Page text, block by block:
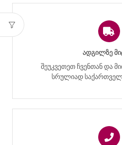
ᲐᲓᲒᲘᲚᲖᲔ
შეუკვეთეთ ჩვენთან და
სრულიად